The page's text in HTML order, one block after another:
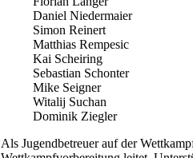
Daniel Niedermaier
Simon Reinert
Matthias Rempesic
Kai Scheiring
Sebastian Schonter
Mike Seigner
Witalij Suchan
Dominik Ziegler
Als Jugendbetreuer auf der